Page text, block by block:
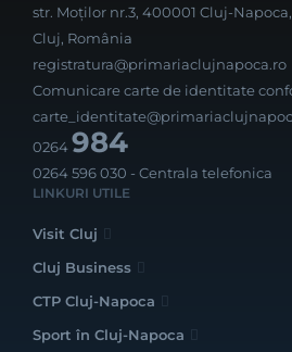
str. Moților nr.3, 400001 Cluj-Napoca,
Cluj, România
registratura@primariaclujnapoca.ro
Comunicare carte de identitate
0264984
0264 596 030 - Centrala telefonica
LINKURI UTILE
Visit Cluj
Cluj Business
CTP Cluj-Napoca
Sport în Cluj-Napoca